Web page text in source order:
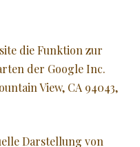
die Funktion zur
der Google Inc.
View, CA 94043,
Darstellung von